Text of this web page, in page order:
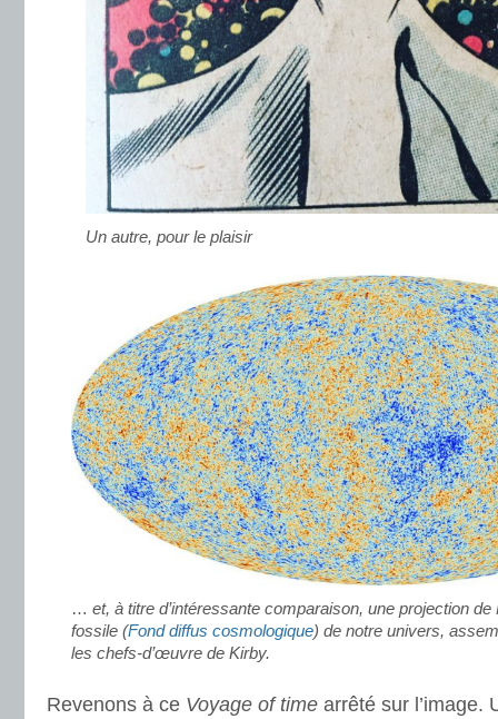
Un autre, pour le plaisir
… et, à titre d’intéressante comparaison, une projection
fossile (Fond diffus cosmologique) de notre univers,
les chefs-d’œuvre de Kirby.
Revenons à ce Voyage of time arrêté sur l’image.